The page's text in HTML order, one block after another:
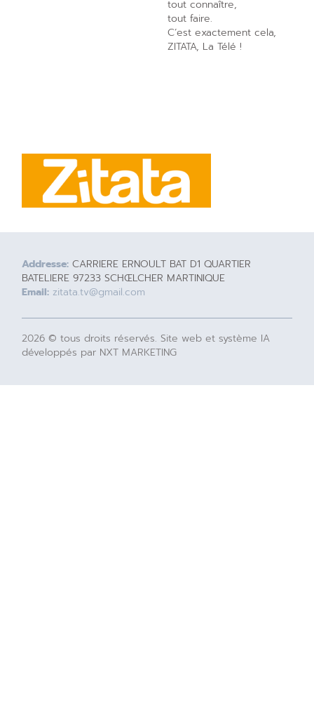
tout connaître,
tout faire.
C’est exactement cela,
ZITATA, La Télé !
Addresse: CARRIERE ERNOULT BAT D1 QUARTIER
BATELIERE 97233 SCHŒLCHER MARTINIQUE
Email: zitata.tv@gmail.com
2026 © tous droits réservés. Site web et système IA
développés par NXT MARKETING